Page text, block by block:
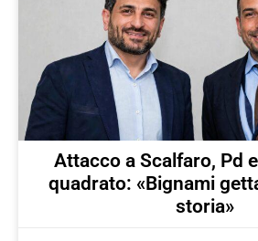
Attacco a Scalfaro, Pd
quadrato: «Bignami
storia»